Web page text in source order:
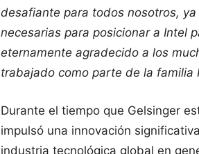
desafiante para todos nosotros,
necesarias para posicionar a Intel
eternamente agradecido a los
trabajado como parte de la familia
Durante el tiempo que Gelsinger
impulsó una innovación
industria tecnológica global en